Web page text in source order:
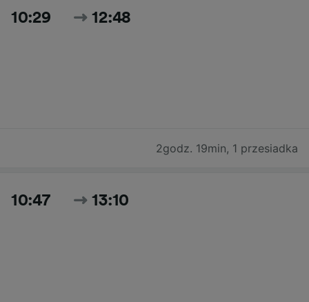
10:29 12:48
2godz. 19min, 1 przesiadka
10:47 13:10